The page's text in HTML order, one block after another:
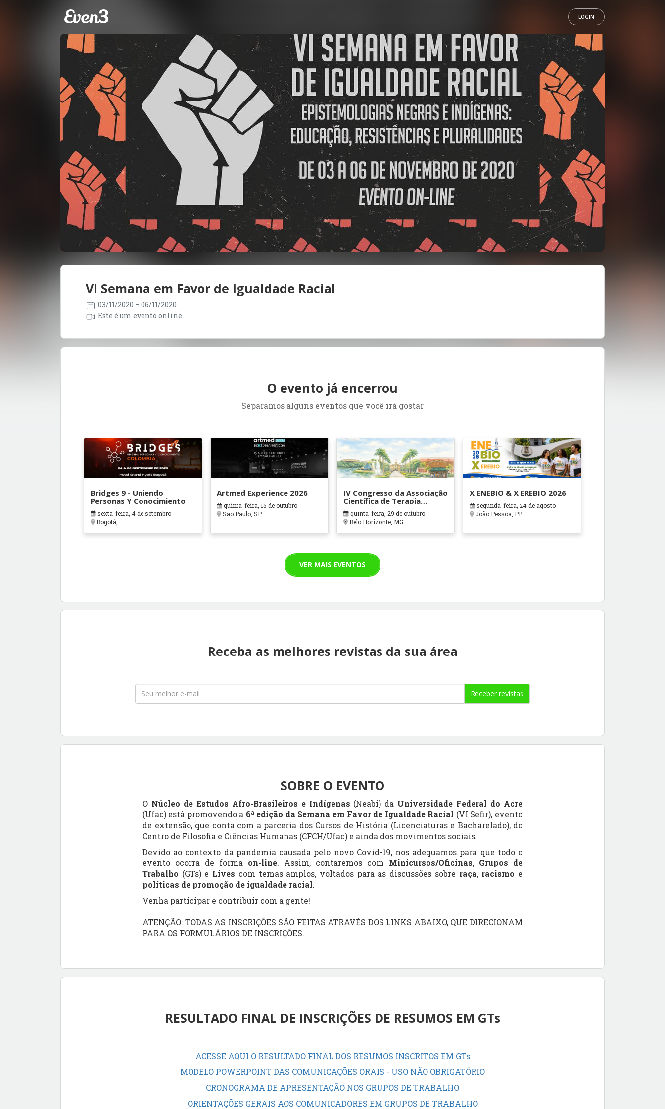
LOGIN
VI Semana em Favor de Igualdade Racial
03/11/2020 – 06/11/2020
Este é um evento online
O evento já encerrou
Separamos alguns eventos que você irá gostar
Bridges 9 - Uniendo
Personas Y Conocimiento
sexta-feira, 4 de setembro
Bogotá,
Artmed Experience 2026
quinta-feira, 15 de outubro
Sao Paulo, SP
IV Congresso da Associação
Científica de Terapia
Ocupacional em Contextos
Hospitalares e Cuidados
Paliativos - ATOHOSP
quinta-feira, 29 de outubro
Belo Horizonte, MG
X ENEBIO & X EREBIO 2026
segunda-feira, 24 de agosto
João Pessoa, PB
VER MAIS EVENTOS
Receba as melhores revistas da sua área
Receber revistas
SOBRE O EVENTO
O Núcleo de Estudos Afro-Brasileiros e Indígenas (Neabi) da Universidade Federal do Acre
(Ufac) está promovendo a 6ª edição da Semana em Favor de Igualdade Racial (VI Sefir), evento
de extensão, que conta com a parceria dos Cursos de História (Licenciaturas e Bacharelado), do
Centro de Filosofia e Ciências Humanas (CFCH/Ufac) e ainda dos movimentos sociais.
Devido ao contexto da pandemia causada pelo novo Covid-19, nos adequamos para que todo o
evento ocorra de forma on-line. Assim, contaremos com Minicursos/Oficinas, Grupos de
Trabalho (GTs) e Lives com temas amplos, voltados para as discussões sobre raça, racismo e
políticas de promoção de igualdade racial.
Venha participar e contribuir com a gente!
ATENÇÃO: TODAS AS INSCRIÇÕES SÃO FEITAS ATRAVÉS DOS LINKS ABAIXO, QUE DIRECIONAM
PARA OS FORMULÁRIOS DE INSCRIÇÕES.
RESULTADO FINAL DE INSCRIÇÕES DE RESUMOS EM GTs
ACESSE AQUI O RESULTADO FINAL DOS RESUMOS INSCRITOS EM GTs
MODELO POWERPOINT DAS COMUNICAÇÕES ORAIS - USO NÃO OBRIGATÓRIO
CRONOGRAMA DE APRESENTAÇÃO NOS GRUPOS DE TRABALHO
ORIENTAÇÕES GERAIS AOS COMUNICADORES EM GRUPOS DE TRABALHO